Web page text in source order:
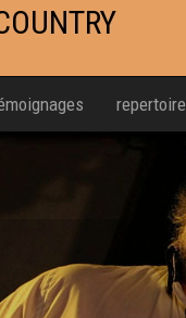
repertoire